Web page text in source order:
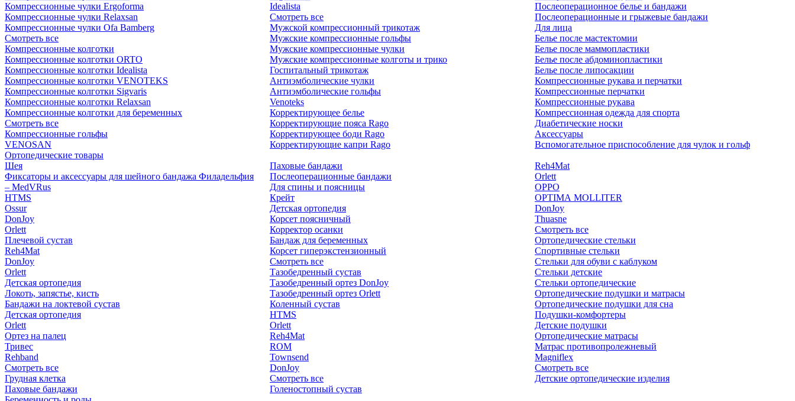
Компрессионные чулки Ergoforma
Компрессионные чулки Relaxsan
Компрессионные чулки Ofa Bamberg
Смотреть все
Компрессионные колготки
Компрессионные колготки ORTO
Компрессионные колготки Idealista
Компрессионные колготки VENOTEKS
Компрессионные колготки Sigvaris
Компрессионные колготки Relaxsan
Компрессионные колготки для беременных
Смотреть все
Компрессионные гольфы
VENOSAN
Idealista
Смотреть все
Мужской компрессионный трикотаж
Мужские компрессионные гольфы
Мужские компрессионные чулки
Мужские компрессионные колготы и трико
Госпитальный трикотаж
Антиэмболические чулки
Антиэмболические гольфы
Venoteks
Корректирующее белье
Корректирующие пояса Rago
Корректирующее боди Rago
Корректирующие капри Rago
Послеоперационное белье и бандажи
Послеоперационные и грыжевые бандажи
Для лица
Белье после мастектомии
Белье после маммопластики
Белье после абдоминопластики
Белье после липосакции
Компрессионные рукава и перчатки
Компрессионные перчатки
Компрессионные рукава
Компрессионная одежда для спорта
Диабетические носки
Аксессуары
Вспомогательное приспособление для чулок и гольф
Ортопедические товары
Шея
Фиксаторы и аксессуары для шейного бандажа Филадельфия
– MedVRus
HTMS
Ossur
DonJoy
Orlett
Плечевой сустав
Reh4Mat
DonJoy
Orlett
Детская ортопедия
Локоть, запястье, кисть
Бандажи на локтевой сустав
Детская ортопедия
Orlett
Ортез на палец
Тривес
Rehband
Смотреть все
Грудная клетка
Паховые бандажи
Паховые бандажи
Послеоперационные бандажи
Для спины и поясницы
Крейт
Детская ортопедия
Корсет поясничный
Корректор осанки
Бандаж для беременных
Корсет гиперэкстензионный
Смотреть все
Тазобедренный сустав
Тазобедренный ортез DonJoy
Тазобедренный ортез Orlett
Коленный сустав
HTMS
Orlett
Reh4Mat
ROM
Townsend
DonJoy
Смотреть все
Голеностопный сустав
Reh4Mat
Orlett
OPPO
OPTIMA MOLLITER
DonJoy
Thuasne
Смотреть все
Ортопедические стельки
Спортивные стельки
Стельки для обуви с каблуком
Стельки детские
Стельки ортопедические
Ортопедические подушки и матрасы
Ортопедические подушки для сна
Подушки-комфортеры
Детские подушки
Ортопедические матрасы
Матрас противопролежневый
Magniflex
Смотреть все
Детские ортопедические изделия